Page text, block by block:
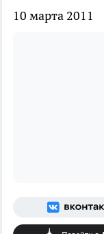
10 марта 2011